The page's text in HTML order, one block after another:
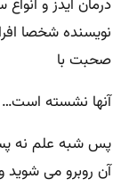
درمان ایدز و انواع
نویسنده شخصا
صحبت با
آنها نشسته است…‌‌
پس شبه علم نه
آن روبرو می